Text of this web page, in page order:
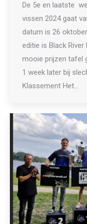
De 5e en laatste
vissen 2024 gaat
datum is 26
editie is Black
mooie prijzen tafel
1 week later bij
Klassement Het…